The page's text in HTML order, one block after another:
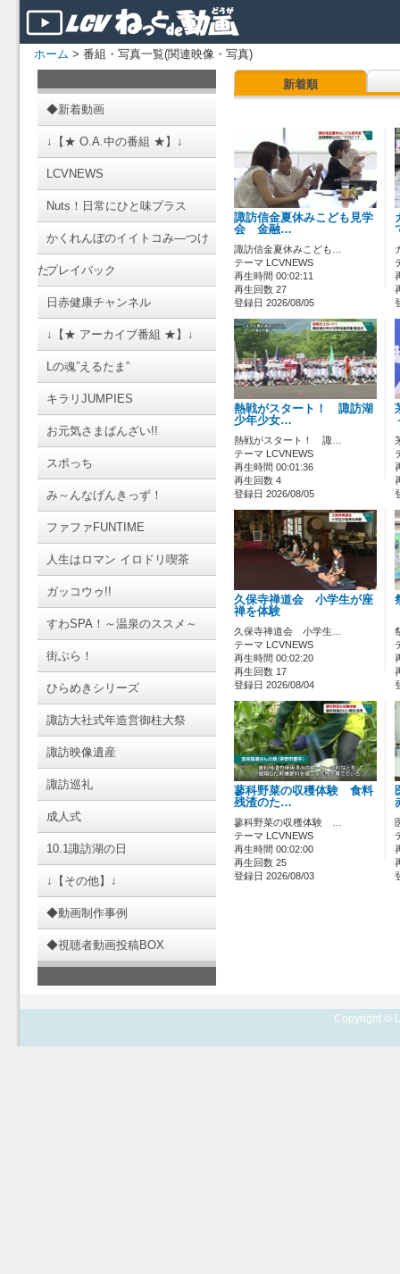
ホーム > 番組・写真一覧(関連映像・写真)
◆新着動画
↓【★ O.A.中の番組 ★】↓
LCVNEWS
Nuts！日常にひと味プラス
かくれんぼのイイトコみ―つけ
たプレイバック
日赤健康チャンネル
↓【★ アーカイブ番組 ★】↓
Lの魂”えるたま”
キラリJUMPIES
お元気さまばんざい!!
スポっち
み～んなげんきっず！
ファファFUNTIME
人生はロマン イロドリ喫茶
ガッコウゥ!!
すわSPA！～温泉のススメ～
街ぶら！
ひらめきシリーズ
諏訪大社式年造営御柱大祭
諏訪映像遺産
諏訪巡礼
成人式
10.1諏訪湖の日
↓【その他】↓
◆動画制作事例
◆視聴者動画投稿BOX
新着順
諏訪信金夏休みこども見学
会 金融…
諏訪信金夏休みこども…
テーマ LCVNEWS
再生時間 00:02:11
再生回数 27
登録日 2026/08/05
熱戦がスタート！ 諏訪湖
少年少女…
熱戦がスタート！ 諏…
テーマ LCVNEWS
再生時間 00:01:36
再生回数 4
登録日 2026/08/05
久保寺禅道会 小学生が座
禅を体験
久保寺禅道会 小学生…
テーマ LCVNEWS
再生時間 00:02:20
再生回数 17
登録日 2026/08/04
蓼科野菜の収穫体験 食料
残渣のた…
蓼科野菜の収穫体験 …
テーマ LCVNEWS
再生時間 00:02:00
再生回数 25
登録日 2026/08/03
Copyright ©